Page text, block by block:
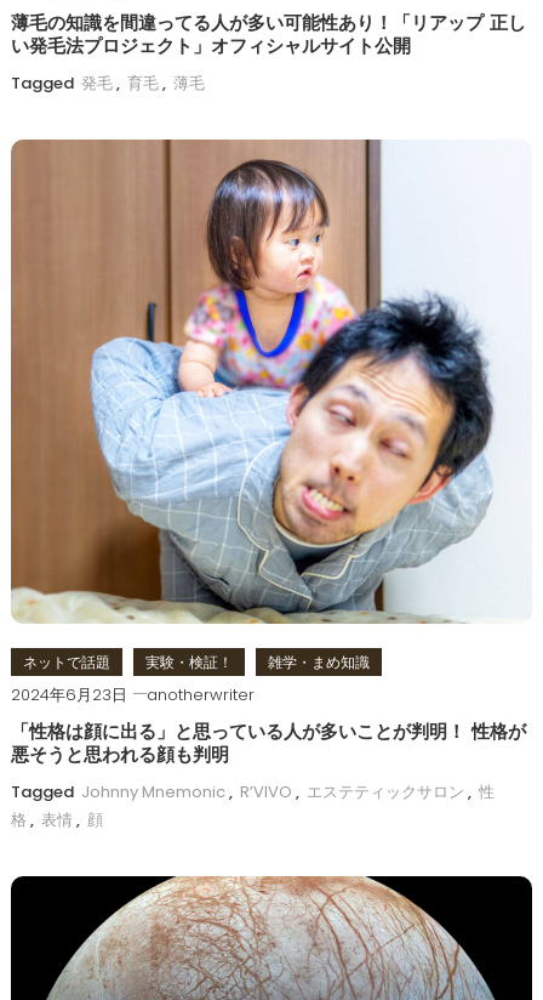
薄毛の知識を間違ってる人が多い可能性あり！「リアップ 正し
い発毛法プロジェクト」オフィシャルサイト公開
Tagged 発毛, 育毛, 薄毛
ネットで話題 実験・検証！ 雑学・まめ知識
2024年6月23日 anotherwriter
「性格は顔に出る」と思っている人が多いことが判明！ 性格が
悪そうと思われる顔も判明
Tagged Johnny Mnemonic , R’VIVO , エステティックサロン , 性
格 , 表情, 顔